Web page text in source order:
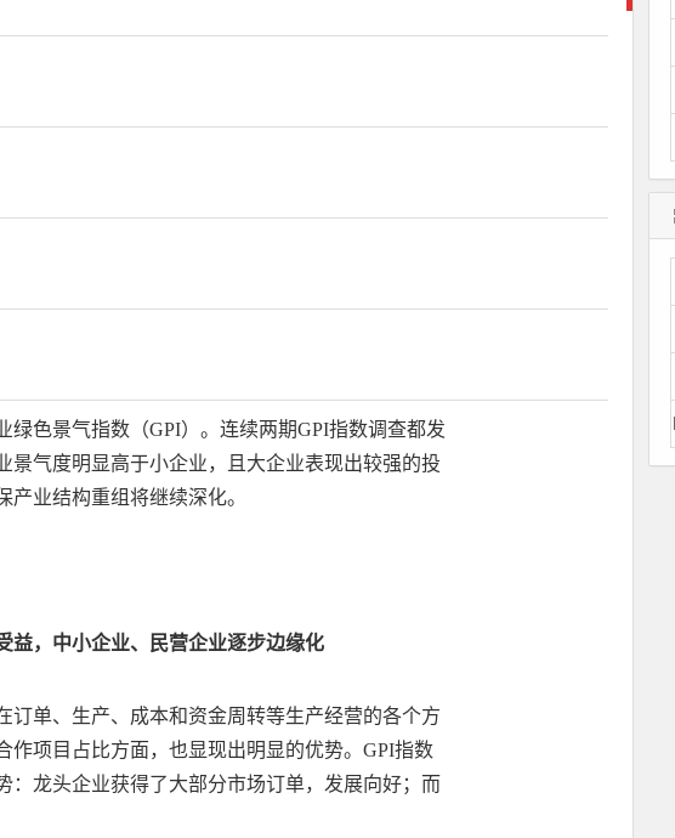
绿色景气指数（GPI）。连续两期GPI指数调查都发
景气度明显高于小企业，且大企业表现出较强的投
业结构重组将继续深化。
益，中小企业、民营企业逐步边缘化
订单、生产、成本和资金周转等生产经营的各个方
作项目占比方面，也显现出明显的优势。GPI指数
：龙头企业获得了大部分市场订单，发展向好；而